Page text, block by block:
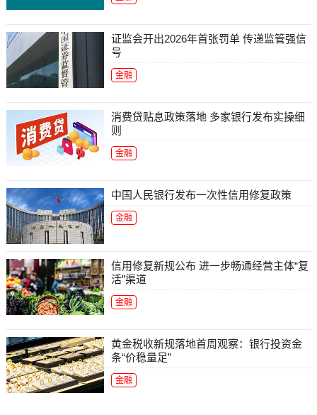
证监会开出2026年首张罚单 传递监管强信
号
金融
消费贷贴息政策落地 多家银行发布实操细
则
金融
中国人民银行发布一次性信用修复政策
金融
信用修复新规公布 进一步畅通经营主体“复
活”渠道
金融
黄金税收新规落地首周观察：银行投资金
条“价稳量足”
金融